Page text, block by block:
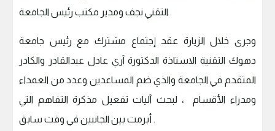
التقني نجف ومدير مكتب رئيس الجامعة .
وجرى خلال الزيارة عقد إجتماع مشترك مع رئيس جامعة
دهوك التقنية الاستاذة الدكتورة آري عادل عبدالقادر والكادر
المتقدم في الجامعة والذي ضم المساعدين وعدد من العمداء
ومدراء الأقسام ، لبحث آليات تفعيل مذكرة التفاهم التي
أبرمت بين الجانبين في وقت سابق .